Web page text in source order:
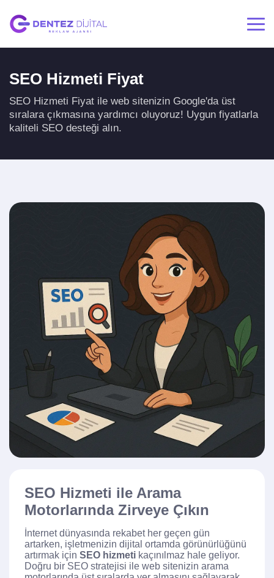
SEO Hizmeti Fiyat
SEO Hizmeti Fiyat ile web sitenizin Google'da üst
sıralara çıkmasına yardımcı oluyoruz! Uygun fiyatlarla
kaliteli SEO desteği alın.
SEO Hizmeti ile Arama
Motorlarında Zirveye Çıkın
İnternet dünyasında rekabet her geçen gün
artarken, işletmenizin dijital ortamda görünürlüğünü
artırmak için SEO hizmeti kaçınılmaz hale geliyor.
Doğru bir SEO stratejisi ile web sitenizin arama